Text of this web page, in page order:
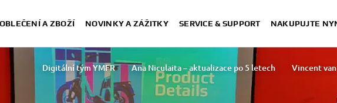
OBLEČENÍ A ZBOŽÍ NOVINKY A ZÁŽITKY SERVICE & SUPPORT NAKUPUJTE
Digitální tým YMFR Ana Niculaita – aktualizace po 5 letech Vincent
Rasha Ibrahim Tavlibiyik